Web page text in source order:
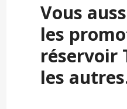
Vous
les
réservoir
les